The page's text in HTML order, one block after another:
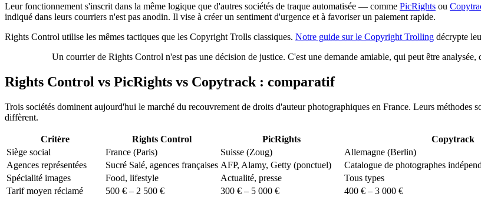
Leur fonctionnement s'inscrit dans la même logique que d'autres sociétés de traque automatisée — comme PicRights ou
indiqué dans leurs courriers n'est pas anodin. Il vise à créer un sentiment d'urgence et à favoriser un paiement rapide.
Rights Control utilise les mêmes tactiques que les Copyright Trolls classiques. Notre guide sur le Copyright Trolling décrypte
Un courrier de Rights Control n'est pas une décision de justice. C'est une demande amiable, qui peut être analysée,
Rights Control vs PicRights vs Copytrack : comparatif
Trois sociétés dominent aujourd'hui le marché du recouvrement de droits d'auteur photographiques en France. Leurs
diffèrent.
Critère Rights Control PicRights
Copytrack
Siège social
France (Paris) Suisse (Zoug)
Allemagne (Berlin)
Agences représentées
Sucré Salé, agences françaises AFP, Alamy, Getty (ponctuel)
Catalogue de photographes
Spécialité images
Food, lifestyle Actualité, presse
Tous types
Tarif moyen réclamé
500 € – 2 500 € 300 € – 5 000 €
400 € – 3 000 €